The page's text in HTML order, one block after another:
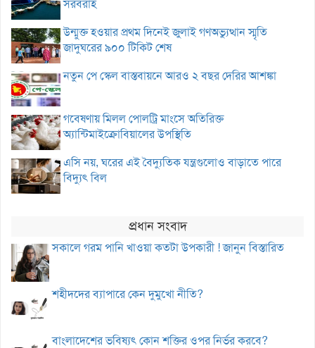
সরবরাহ
উন্মুক্ত হওয়ার প্রথম দিনেই জুলাই গণঅভ্যুত্থান স্মৃতি
জাদুঘরের ৯০০ টিকিট শেষ
নতুন পে স্কেল বাস্তবায়নে আরও ২ বছর দেরির আশঙ্কা
গবেষণায় মিলল পোলট্রি মাংসে অতিরিক্ত
অ্যান্টিমাইক্রোবিয়ালের উপস্থিতি
এসি নয়, ঘরের এই বৈদ্যুতিক যন্ত্রগুলোও বাড়াতে পারে
বিদ্যুৎ বিল
প্রধান সংবাদ
সকালে গরম পানি খাওয়া কতটা উপকারী ! জানুন বিস্তারিত
শহীদদের ব্যাপারে কেন দুমুখো নীতি?
বাংলাদেশের ভবিষ্যৎ কোন শক্তির ওপর নির্ভর করবে?